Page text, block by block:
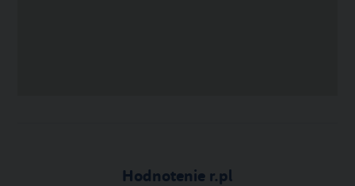
Hodnotenie r.pl